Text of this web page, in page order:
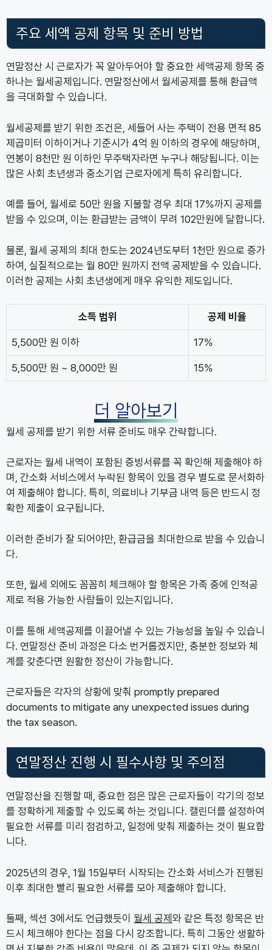
주요 세액 공제 항목 및 준비 방법
연말정산 시 근로자가 꼭 알아두어야 할 중요한 세액공제 항목 중
하나는 월세공제입니다. 연말정산에서 월세공제를 통해 환급액
을 극대화할 수 있습니다.
월세공제를 받기 위한 조건은, 세들어 사는 주택이 전용 면적 85
제곱미터 이하이거나 기준시가 4억 원 이하의 경우에 해당하며,
연봉이 8천만 원 이하인 무주택자라면 누구나 해당됩니다. 이는
많은 사회 초년생과 중소기업 근로자에게 특히 유리합니다.
예를 들어, 월세로 50만 원을 지불할 경우 최대 17%까지 공제를
받을 수 있으며, 이는 환급받는 금액이 무려 102만원에 달합니다.
물론, 월세 공제의 최대 한도는 2024년도부터 1천만 원으로 증가
하여, 실질적으로는 월 80만 원까지 전액 공제받을 수 있습니다.
이러한 공제는 사회 초년생에게 매우 유익한 제도입니다.
소득 범위 공제 비율
5,500만 원 이하 17%
5,500만 원 ~ 8,000만 원 15%
더 알아보기
월세 공제를 받기 위한 서류 준비도 매우 간략합니다.
근로자는 월세 내역이 포함된 증빙서류를 꼭 확인해 제출해야 하
며, 간소화 서비스에서 누락된 항목이 있을 경우 별도로 문서화하
여 제출해야 합니다. 특히, 의료비나 기부금 내역 등은 반드시 정
확한 제출이 요구됩니다.
이러한 준비가 잘 되어야만, 환급금을 최대한으로 받을 수 있습니
다.
또한, 월세 외에도 꼼꼼히 체크해야 할 항목은 가족 중에 인적공
제로 적용 가능한 사람들이 있는지입니다.
이를 통해 세액공제를 이끌어낼 수 있는 가능성을 높일 수 있습니
다. 연말정산 준비 과정은 다소 번거롭겠지만, 충분한 정보와 체
계를 갖춘다면 원활한 정산이 가능합니다.
근로자들은 각자의 상황에 맞춰 promptly prepared
documents to mitigate any unexpected issues during
the tax season.
연말정산 진행 시 필수사항 및 주의점
연말정산을 진행할 때, 중요한 점은 많은 근로자들이 각기의 정보
를 정확하게 제출할 수 있도록 하는 것입니다. 캘린더를 설정하여
필요한 서류를 미리 점검하고, 일정에 맞춰 제출하는 것이 필요합
니다.
2025년의 경우, 1월 15일부터 시작되는 간소화 서비스가 진행된
이후 최대한 빨리 필요한 서류를 모아 제출해야 합니다.
둘째, 섹션 3에서도 언급했듯이 월세 공제 와 같은 특정 항목은 반
드시 체크해야 한다는 점을 다시 강조합니다. 특히 그동안 생활하